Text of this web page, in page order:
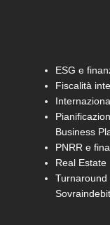
ESG e
Fiscalità
Business
PNRR e
Real Estate